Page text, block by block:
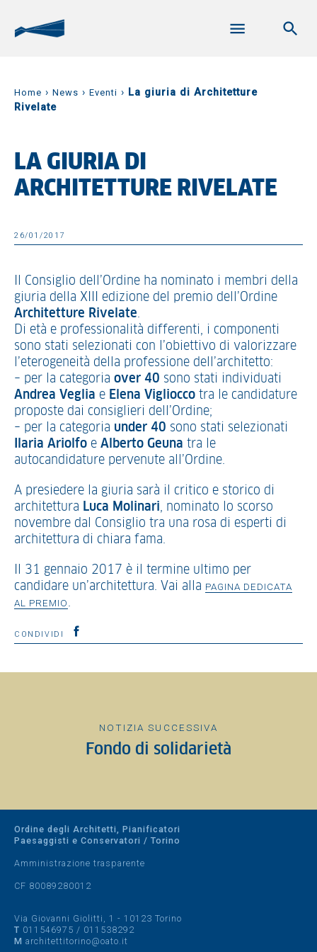
Home › News › Eventi › La giuria di Architetture
Rivelate
LA GIURIA DI
ARCHITETTURE RIVELATE
26/01/2017
Il Consiglio dell’Ordine ha nominato i membri della
giuria della XIII edizione del premio dell’Ordine
Architetture Rivelate.
Di età e professionalità differenti, i componenti
sono stati selezionati con l’obiettivo di valorizzare
l’eterogeneità della professione dell’architetto:
– per la categoria over 40 sono stati individuati
Andrea Veglia e Elena Vigliocco tra le candidature
proposte dai consiglieri dell’Ordine;
– per la categoria under 40 sono stati selezionati
Ilaria Ariolfo e Alberto Geuna tra le
autocandidature pervenute all’Ordine.
A presiedere la giuria sarà il critico e storico di
architettura Luca Molinari, nominato lo scorso
novembre dal Consiglio tra una rosa di esperti di
architettura di chiara fama.
Il 31 gennaio 2017 è il termine ultimo per
candidare un’architettura. Vai alla PAGINA DEDICATA
AL PREMIO.
CONDIVIDI
NOTIZIA SUCCESSIVA
Fondo di solidarietà
Ordine degli Architetti, Pianificatori
Paesaggisti e Conservatori / Torino
Amministrazione trasparente
CF 80089280012
Via Giovanni Giolitti, 1 - 10123 Torino
T 011546975 / 011538292
M architettitorino@oato.it